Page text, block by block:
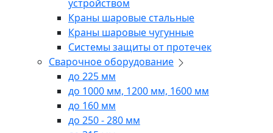
устройством
Краны шаровые стальные
Краны шаровые чугунные
Системы защиты от протечек
Сварочное оборудование
до 225 мм
до 1000 мм, 1200 мм, 1600 мм
до 160 мм
до 250 - 280 мм